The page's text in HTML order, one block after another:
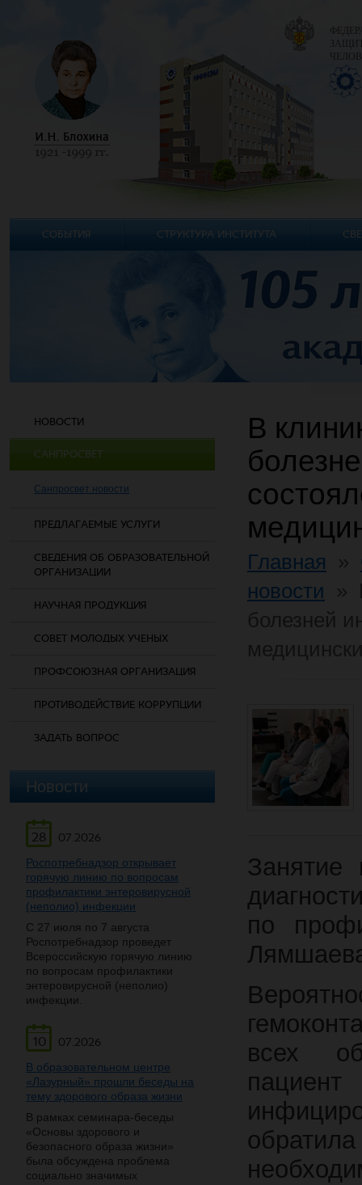
НОВОСТИ
САНПРОСВЕТ
Санпросвет новости
ПРЕДЛАГАЕМЫЕ УСЛУГИ
СВЕДЕНИЯ ОБ ОБРАЗОВАТЕЛЬНОЙ
ОРГАНИЗАЦИИ
НАУЧНАЯ ПРОДУКЦИЯ
СОВЕТ МОЛОДЫХ УЧЕНЫХ
ПРОФСОЮЗНАЯ ОРГАНИЗАЦИЯ
ПРОТИВОДЕЙСТВИЕ КОРРУПЦИИ
ЗАДАТЬ ВОПРОС
Новости
28
07.2026
Роспотребнадзор открывает
горячую линию по вопросам
профилактики энтеровирусной
(неполио) инфекции
С 27 июля по 7 августа
Роспотребнадзор проведет
Всероссийскую горячую линию
по вопросам профилактики
энтеровирусной (неполио)
инфекции.
10
07.2026
В образовательном центре
«Лазурный» прошли беседы на
тему здорового образа жизни
В рамках семинара-беседы
«Основы здорового и
безопасного образа жизни»
была обсуждена проблема
социально значимых
В
Главная
новости
Занятие
по
всех
СОБЫТИЯ СТРУКТУРА ИНСТИТУТА